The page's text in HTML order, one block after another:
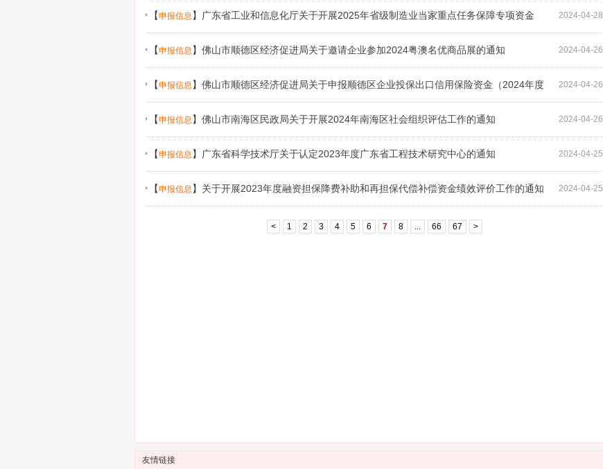
2024-04-28
【申报信息 】
广东省工业和信息化厅关于开展2025年省级制造业当家重点任务保障专项资金
（产业创新能力建设）项目入库的通知
2024-04-26
【申报信息 】 佛山市顺德区经济促进局关于邀请企业参加2024粤澳名优商品展的通知
2024-04-26
【申报信息 】 佛山市顺德区经济促进局关于申报顺德区企业投保出口信用保险资金（2024年度
第一期）的通知
2024-04-26
【申报信息 】 佛山市南海区民政局关于开展2024年南海区社会组织评估工作的通知
2024-04-25
【申报信息 】 广东省科学技术厅关于认定2023年度广东省工程技术研究中心的通知
2024-04-25
【申报信息 】 关于开展2023年度融资担保降费补助和再担保代偿补偿资金绩效评价工作的通知
< 1 2 3 4 5 6 7 8 ... 66 67 >
友情链接